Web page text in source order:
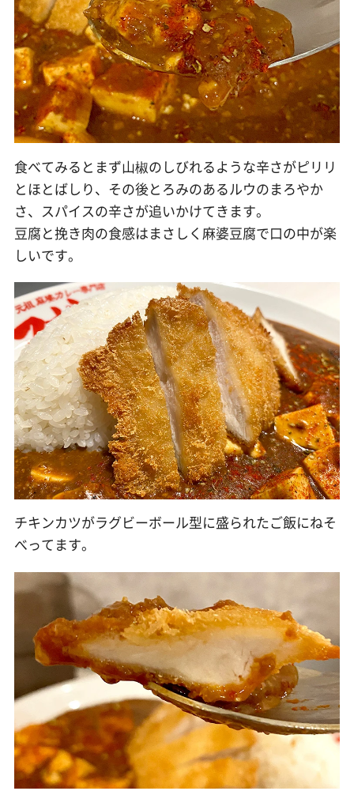
食べてみるとまず山椒のしびれるような辛さがピリリ
とほとばしり、その後とろみのあるルウのまろやか
さ、スパイスの辛さが追いかけてきます。
豆腐と挽き肉の食感はまさしく麻婆豆腐で口の中が楽
しいです。
チキンカツがラグビーボール型に盛られたご飯にねそ
べってます。